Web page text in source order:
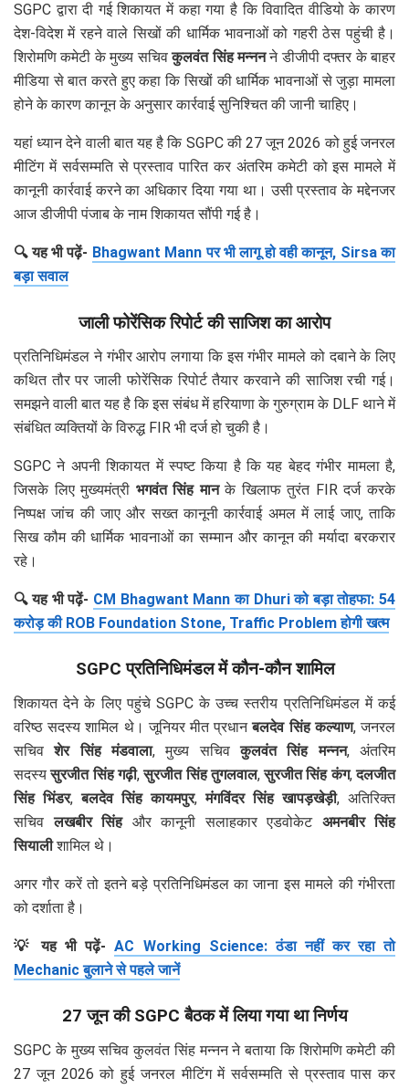
SGPC द्वारा दी गई शिकायत में कहा गया है कि विवादित वीडियो के कारण
देश-विदेश में रहने वाले सिखों की धार्मिक भावनाओं को गहरी ठेस पहुंची है।
शिरोमणि कमेटी के मुख्य सचिवकुलवंत सिंह मन्ननने डीजीपी दफ्तर के बाहर
मीडिया से बात करते हुए कहा कि सिखों की धार्मिक भावनाओं से जुड़ा मामला
होने के कारण कानून के अनुसार कार्रवाई सुनिश्चित की जानी चाहिए।
यहां ध्यान देने वाली बात यह है कि SGPC की 27 जून 2026 को हुई जनरल
मीटिंग में सर्वसम्मति से प्रस्ताव पारित कर अंतरिम कमेटी को इस मामले में
कानूनी कार्रवाई करने का अधिकार दिया गया था। उसी प्रस्ताव के मद्देनजर
आज डीजीपी पंजाब के नाम शिकायत सौंपी गई है।
🔍 यह भी पढ़ें- Bhagwant Mann पर भी लागू हो वही कानून, Sirsa का
बड़ा सवाल
जाली फोरेंसिक रिपोर्ट की साजिश का आरोप
प्रतिनिधिमंडल ने गंभीर आरोप लगाया कि इस गंभीर मामले को दबाने के लिए
कथित तौर पर जाली फोरेंसिक रिपोर्ट तैयार करवाने की साजिश रची गई।
समझने वाली बात यह है कि इस संबंध में हरियाणा के गुरुग्राम के DLF थाने में
संबंधित व्यक्तियों के विरुद्ध FIR भी दर्ज हो चुकी है।
SGPC ने अपनी शिकायत में स्पष्ट किया है कि यह बेहद गंभीर मामला है,
जिसके लिए मुख्यमंत्री भगवंत सिंह मानके खिलाफ तुरंत FIR दर्ज करके
निष्पक्ष जांच की जाए और सख्त कानूनी कार्रवाई अमल में लाई जाए, ताकि
सिख कौम की धार्मिक भावनाओं का सम्मान और कानून की मर्यादा बरकरार
रहे।
🔍 यह भी पढ़ें- CM Bhagwant Mann का Dhuri को बड़ा तोहफा: 54
करोड़ की ROB Foundation Stone, Traffic Problem होगी खत्म
SGPC प्रतिनिधिमंडल में कौन-कौन शामिल
शिकायत देने के लिए पहुंचे SGPC के उच्च स्तरीय प्रतिनिधिमंडल में कई
वरिष्ठ सदस्य शामिल थे। जूनियर मीत प्रधानबलदेव सिंह कल्याण, जनरल
सचिवशेर सिंह मंडवाला, मुख्य सचिवकुलवंत सिंह मन्नन, अंतरिम
सदस्यसुरजीत सिंह गढ़ी,सुरजीत सिंह तुगलवाल,सुरजीत सिंह कंग,दलजीत
सिंह भिंडर,बलदेव सिंह कायमपुर,मंगविंदर सिंह खापड़खेड़ी, अतिरिक्त
सचिवलखबीर सिंहऔर कानूनी सलाहकार एडवोकेट अमनबीर सिंह
सियालीशामिल थे।
अगर गौर करें तो इतने बड़े प्रतिनिधिमंडल का जाना इस मामले की गंभीरता
को दर्शाता है।
💡 यह भी पढ़ें-AC Working Science: ठंडा नहीं कर रहा तो
Mechanic बुलाने से पहले जानें
27 जून की SGPC बैठक में लिया गया था निर्णय
SGPC के मुख्य सचिव कुलवंत सिंह मन्नन ने बताया कि शिरोमणि कमेटी की
27 जून 2026 को हुई जनरल मीटिंग में सर्वसम्मति से प्रस्ताव पास कर